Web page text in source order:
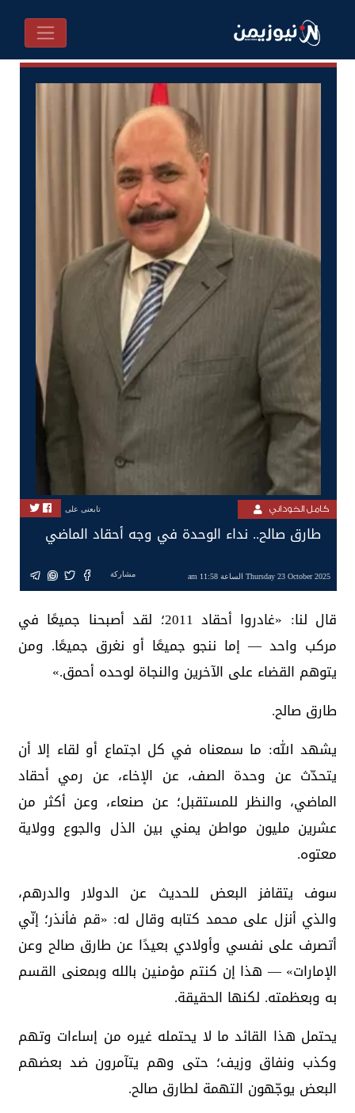
كامل الخوداني تابعنى على
طارق صالح.. نداء الوحدة في وجه أحقاد الماضي
Thursday 23 October 2025 الساعة 11:58 am مشاركة
قال لنا: «غادروا أحقاد 2011؛ لقد أصبحنا جميعًا في
مركب واحد — إما ننجو جميعًا أو نغرق جميعًا. ومن
يتوهم القضاء على الآخرين والنجاة لوحده أحمق.»
طارق صالح.
يشهد الله: ما سمعناه في كل اجتماع أو لقاء إلا أن
يتحدّث عن وحدة الصف، عن الإخاء، عن رمي أحقاد
الماضي، والنظر للمستقبل؛ عن صنعاء، وعن أكثر من
عشرين مليون مواطن يمني بين الذل والجوع وولاية
معتوه.
سوف يتقافز البعض للحديث عن الدولار والدرهم،
والذي أنزل على محمد كتابه وقال له: «قم فأنذر؛ إنّي
أتصرف على نفسي وأولادي بعيدًا عن طارق صالح وعن
الإمارات» — هذا إن كنتم مؤمنين بالله وبمعنى القسم
به وبعظمته. لكنها الحقيقة.
يحتمل هذا القائد ما لا يحتمله غيره من إساءات وتهم
وكذب ونفاق وزيف؛ حتى وهم يتآمرون ضد بعضهم
البعض يوجّهون التهمة لطارق صالح.